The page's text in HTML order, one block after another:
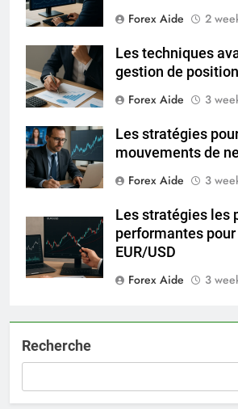
Forex Aide
2
Les techniques
gestion de position
Forex Aide
3
Les stratégies
mouvements de
Forex Aide
3
Les stratégies les
performantes
EUR/USD
Forex Aide
3
Recherche